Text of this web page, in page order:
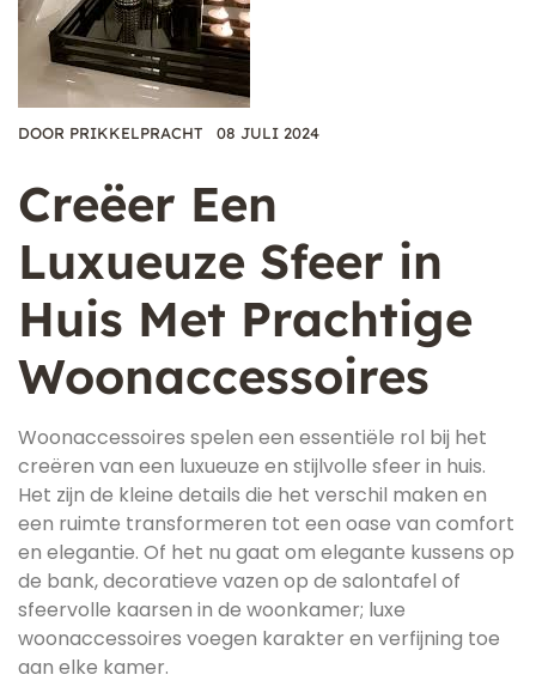
DOOR PRIKKELPRACHT 08 JULI 2024
Creëer Een
Luxueuze Sfeer in
Huis Met Prachtige
Woonaccessoires
Woonaccessoires spelen een essentiële rol bij het
creëren van een luxueuze en stijlvolle sfeer in huis.
Het zijn de kleine details die het verschil maken en
een ruimte transformeren tot een oase van comfort
en elegantie. Of het nu gaat om elegante kussens op
de bank, decoratieve vazen op de salontafel of
sfeervolle kaarsen in de woonkamer; luxe
woonaccessoires voegen karakter en verfijning toe
aan elke kamer.